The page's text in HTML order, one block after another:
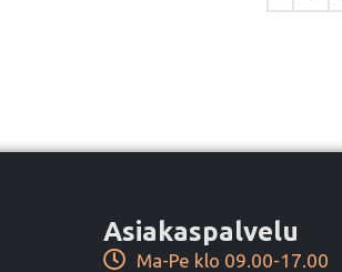
Asiakaspalvelu
Ma-Pe klo 09.00-17.00